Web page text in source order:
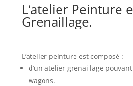
L’atelier Peinture
Grenaillage.
L’atelier peinture est composé :
d’un atelier grenaillage
wagons.